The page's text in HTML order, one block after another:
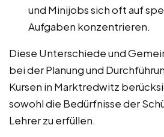
und Minijobs sich oft auf
Aufgaben konzentrieren.
Diese Unterschiede und
bei der Planung und
Kursen in Marktredwitz
sowohl die Bedürfnisse der
Lehrer zu erfüllen.